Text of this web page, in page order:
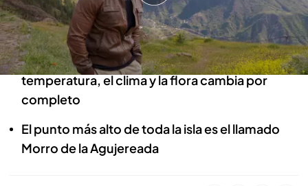
que hemos degustado su conocido bocata de
chorizo
Al viajar hacia el corazón de la isla, la
temperatura, el clima y la flora cambia por
completo
El punto más alto de toda la isla es el llamado
Morro de la Agujereada